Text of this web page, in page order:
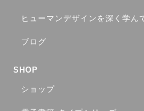
ヒューマンデザインを深く学ん
ブログ
SHOP
ショップ